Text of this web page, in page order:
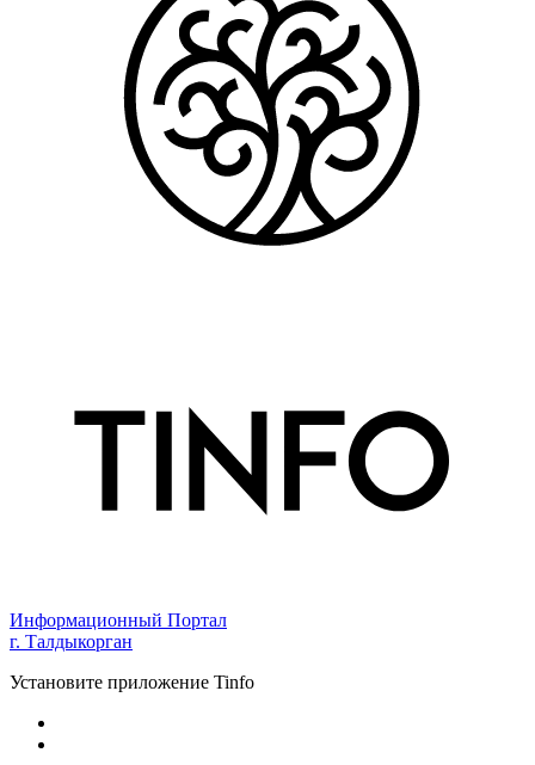
Информационный Портал
г. Талдыкорган
Установите приложение Tinfo